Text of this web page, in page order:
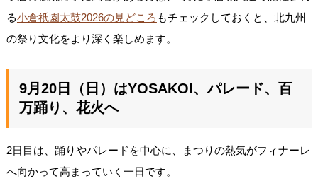
る小倉祇園太鼓2026の見どころ もチェックしておくと、北九州
の祭り文化をより深く楽しめます。
9月20日（日）はYOSAKOI、パレード、百
万踊り、花火へ
2日目は、踊りやパレードを中心に、まつりの熱気がフィナーレ
へ向かって高まっていく一日です。